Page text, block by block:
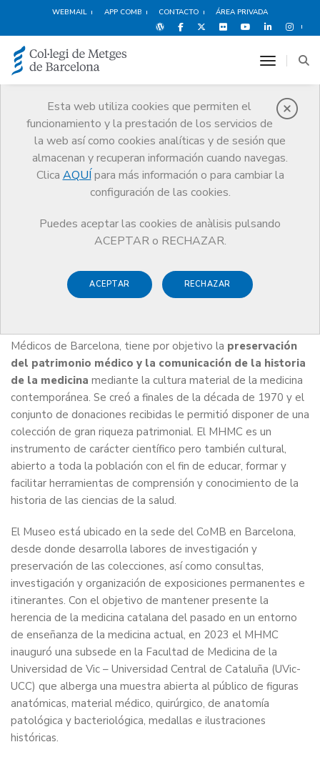
WEBMAIL APP COMB CONTACTO ÁREA PRIVADA
Esta web utiliza cookies que permiten el
funcionamiento y la prestación de los servicios de
la web así como cookies analíticas y de sesión que
almacenan y recuperan información cuando navegas.
Clica AQUÍ para más información o para cambiar la
configuración de las cookies.
Puedes aceptar las cookies de anàlisis pulsando
ACEPTAR o RECHAZAR.
ACEPTAR RECHAZAR
toggle
Historia
El CoMB Museo de Historia de la Medicina de Cataluña
Museo de Historia de la
Medicina de Cataluña
Médicos de Barcelona, tiene por objetivo la preservación
del patrimonio médico y la comunicación de la historia
de la medicina mediante la cultura material de la medicina
contemporánea. Se creó a finales de la década de 1970 y el
conjunto de donaciones recibidas le permitió disponer de una
colección de gran riqueza patrimonial. El MHMC es un
instrumento de carácter científico pero también cultural,
abierto a toda la población con el fin de educar, formar y
facilitar herramientas de comprensión y conocimiento de la
historia de las ciencias de la salud.
El Museo está ubicado en la sede del CoMB en Barcelona,
desde donde desarrolla labores de investigación y
preservación de las colecciones, así como consultas,
investigación y organización de exposiciones permanentes e
itinerantes. Con el objetivo de mantener presente la
herencia de la medicina catalana del pasado en un entorno
de enseñanza de la medicina actual, en 2023 el MHMC
inauguró una subsede en la Facultad de Medicina de la
Universidad de Vic – Universidad Central de Cataluña (UVic-
UCC) que alberga una muestra abierta al público de figuras
anatómicas, material médico, quirúrgico, de anatomía
patológica y bacteriológica, medallas e ilustraciones
históricas.